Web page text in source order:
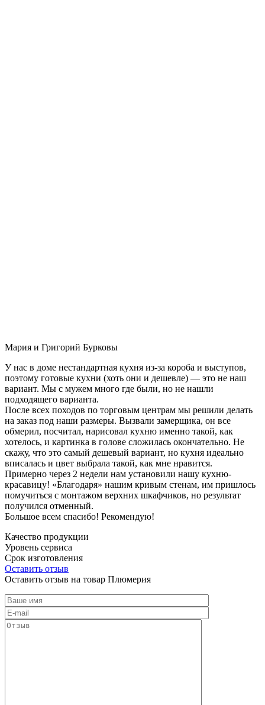
Мария и Григорий Бурковы
У нас в доме нестандартная кухня из-за короба и выступов,
поэтому готовые кухни (хоть они и дешевле) — это не наш
вариант. Мы с мужем много где были, но не нашли
подходящего варианта.
После всех походов по торговым центрам мы решили делать
на заказ под наши размеры. Вызвали замерщика, он все
обмерил, посчитал, нарисовал кухню именно такой, как
хотелось, и картинка в голове сложилась окончательно. Не
скажу, что это самый дешевый вариант, но кухня идеально
вписалась и цвет выбрала такой, как мне нравится.
Примерно через 2 недели нам установили нашу кухню-
красавицу! «Благодаря» нашим кривым стенам, им пришлось
помучиться с монтажом верхних шкафчиков, но результат
получился отменный.
Большое всем спасибо! Рекомендую!
Качество продукции
Уровень сервиса
Срок изготовления
Оставить отзыв
Оставить отзыв на товар Плюмерия